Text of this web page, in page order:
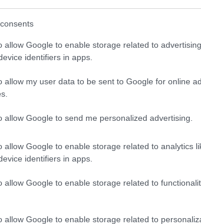
allow Google to enable storage related to
identifiers in apps.
allow my user data to be sent to Google for online
allow Google to send me personalized advertising.
allow Google to enable storage related to analytics
identifiers in apps.
allow Google to enable storage related to
allow Google to enable storage related to
15.30-17.30
u.
9.
100.
de. 9.30-11.30 és du. 15.30-
1.
2025. április 8. (kedd)
8.